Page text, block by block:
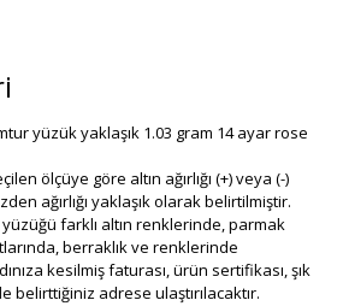
yüzük yaklaşık 1.03 gram 14 ayar rose
ölçüye göre altın ağırlığı (+) veya (-)
ağırlığı yaklaşık olarak belirtilmiştir.
farklı altın renklerinde, parmak
berraklık ve renklerinde
kesilmiş faturası, ürün sertifikası, şık
belirttiğiniz adrese ulaştırılacaktır.